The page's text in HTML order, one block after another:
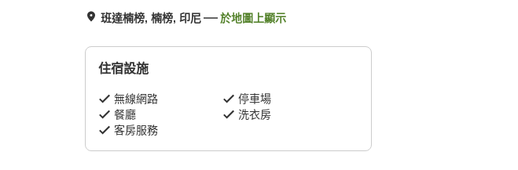
班達楠榜, 楠榜, 印尼 於地圖上顯示
住宿設施
無線網路
停車場
餐廳
洗衣房
客房服務